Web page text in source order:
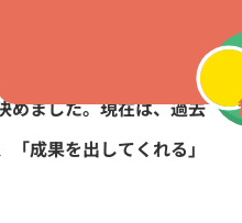
平均12位〜13位だっ
うに！成果の兆候が見
めました。現在は、過去
成果を出してくれる」